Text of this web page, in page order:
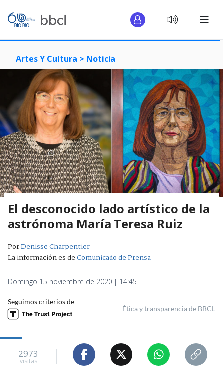
Artes Y Cultura > Noticia
El desconocido lado artístico de la
astrónoma María Teresa Ruiz
PorDenisse Charpentier
La información es deComunicado de Prensa
Domingo 15 noviembre de 2020 | 14:45
Seguimos criterios de
Ética y transparencia de BBCL
2973
visitas